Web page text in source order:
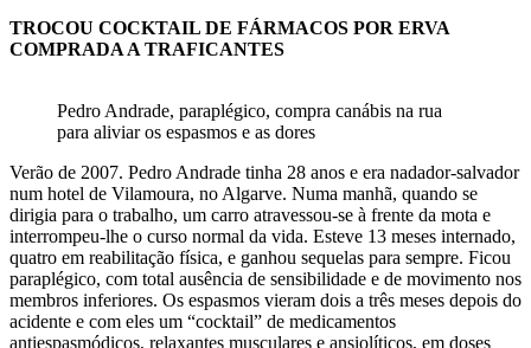
TROCOU COCKTAIL DE FÁRMACOS POR ERVA
COMPRADA A TRAFICANTES
Pedro Andrade, paraplégico, compra canábis na rua
para aliviar os espasmos e as dores
Verão de 2007. Pedro Andrade tinha 28 anos e era nadador-salvador
num hotel de Vilamoura, no Algarve. Numa manhã, quando se
dirigia para o trabalho, um carro atravessou-se à frente da mota e
interrompeu-lhe o curso normal da vida. Esteve 13 meses internado,
quatro em reabilitação física, e ganhou sequelas para sempre. Ficou
paraplégico, com total ausência de sensibilidade e de movimento nos
membros inferiores. Os espasmos vieram dois a três meses depois do
acidente e com eles um “cocktail” de medicamentos
antiespasmódicos, relaxantes musculares e ansiolíticos, em doses